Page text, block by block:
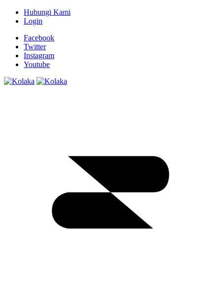
Hubungi Kami
Login
Facebook
Twitter
Instagram
Youtube